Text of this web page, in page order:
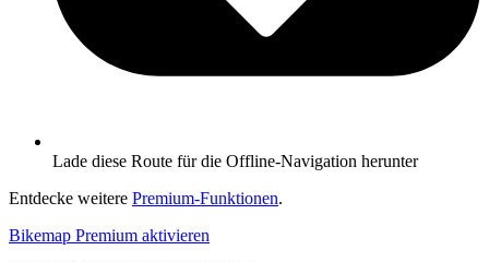
Lade diese Route für die Offline-Navigation herunter
Entdecke weitere Premium-Funktionen.
Bikemap Premium aktivieren